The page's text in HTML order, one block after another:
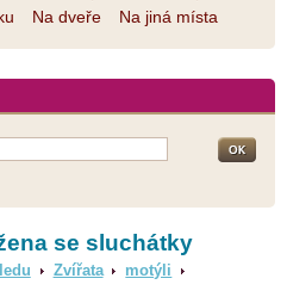
Na dveře Na jiná místa
se sluchátky
Zvířata
motýli